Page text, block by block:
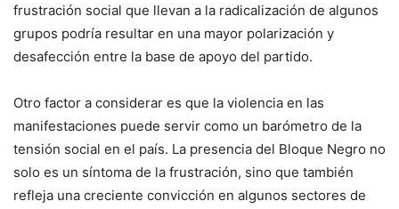
frustración social que llevan a la radicalización de algunos
grupos podría resultar en una mayor polarización y
desafección entre la base de apoyo del partido.
Otro factor a considerar es que la violencia en las
manifestaciones puede servir como un barómetro de la
tensión social en el país. La presencia del Bloque Negro no
solo es un síntoma de la frustración, sino que también
refleja una creciente convicción en algunos sectores de